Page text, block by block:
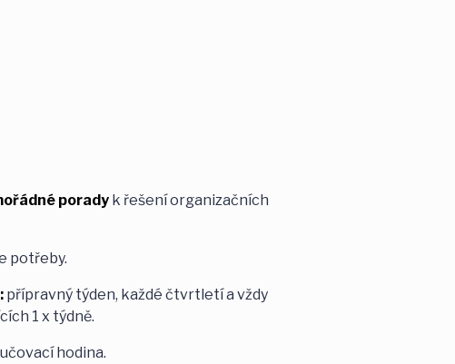
porady k řešení organizačních
potřeby.
přípravný týden, každé čtvrtletí a vždy
1 x týdně.
hodina.